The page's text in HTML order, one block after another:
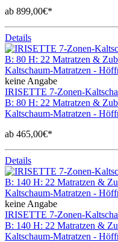
ab 899,00€*
Details
keine Angabe
IRISETTE 7-Zonen-
B: 80 H: 22 Matratzen &
Kaltschaum-Matratzen -
ab 465,00€*
Details
keine Angabe
IRISETTE 7-Zonen-
B: 140 H: 22 Matratzen &
Kaltschaum-Matratzen -